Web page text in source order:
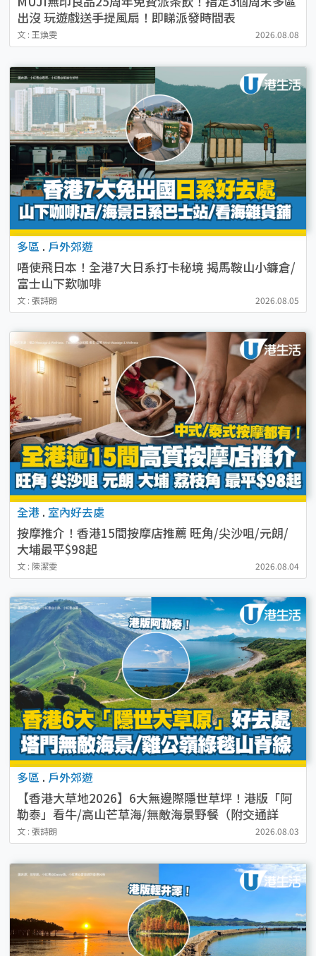
出沒 玩遊戲送手提風扇！即睇派發時間表
文 : 王煥雯 2026.08.08
多區 . 戶外郊遊
唔使飛日本！全港7大日系打卡秘境 揭馬鞍山小鐮倉/
富士山下歎咖啡
文 : 張詩朗 2026.08.05
全港 . 室內好去處
按摩推介！香港15間按摩店推薦 旺角/尖沙咀/元朗/
大埔最平$98起
文 : 陳潔雯 2026.08.04
多區 . 戶外郊遊
【香港大草地2026】6大無邊際隱世草坪！港版「阿
勒泰」看牛/高山芒草海/無敵海景野餐（附交通詳
情）
文 : 張詩朗 2026.08.03